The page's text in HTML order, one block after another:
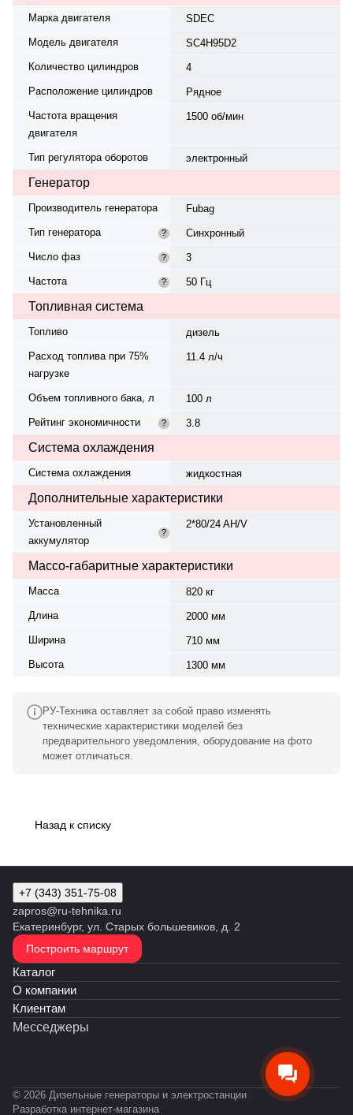
Марка двигателя
SDEC
Модель двигателя
SC4H95D2
Количество цилиндров
4
Расположение цилиндров
Рядное
Частота вращения
двигателя
1500 об/мин
Тип регулятора оборотов электронный
Генератор
Производитель генератора
Fubag
Тип генератора
?
Синхронный
Число фаз
?
3
Частота
? 50 Гц
Топливная система
Топливо
дизель
Расход топлива при 75%
нагрузке
11.4 л/ч
Объем топливного бака, л
100 л
Рейтинг экономичности
? 3.8
Система охлаждения
Система охлаждения жидкостная
Дополнительные характеристики
Установленный
аккумулятор
?
2*80/24 AH/V
Массо-габаритные характеристики
Масса
820 кг
Длина
2000 мм
Ширина
710 мм
Высота
1300 мм
РУ-Техника оставляет за собой право изменять
технические характеристики моделей без
предварительного уведомления, оборудование на фото
может отличаться.
Назад к списку
+7 (343) 351-75-08
zapros@ru-tehnika.ru
Екатеринбург, ул. Старых большевиков, д. 2
Построить маршрут
Каталог
О компании
Клиентам
Месседжеры
© 2026 Дизельные генераторы и электростанции
Разработка интернет-магазина